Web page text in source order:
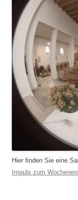
Hier finden Sie eine
Impuls zum